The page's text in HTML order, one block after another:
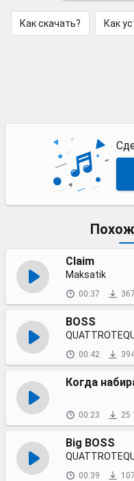
Как скачать? Как
Claim
Maksatik
00:37 367
BOSS
00:42
Когда
00:23 25
Big BOSS
00:39 107